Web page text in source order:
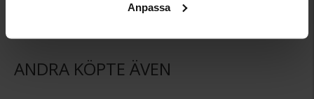
Anpassa
ANDRA KÖPTE ÄVEN